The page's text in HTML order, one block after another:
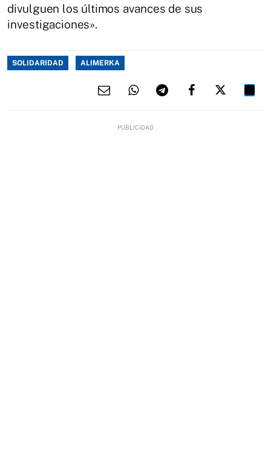
divulguen los últimos avances de sus
investigaciones».
SOLIDARIDAD ALIMERKA